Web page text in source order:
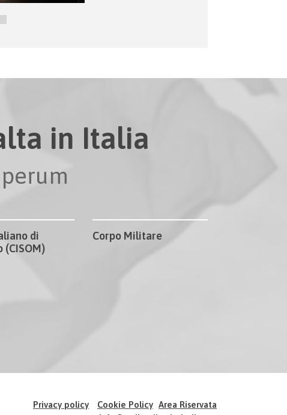
in Italia
di
(CISOM)
Corpo Militare
Privacy policy Cookie Policy Area Riservata